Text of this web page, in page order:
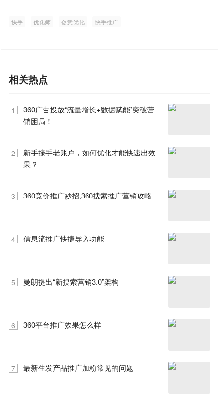
快手 优化师 创意优化 快手推广
相关热点
1
360广告投放“流量增长+数据赋能”突破营
销困局！
2
新手接手老账户，如何优化才能快速出效
果？
3 360竞价推广妙招,360搜索推广营销攻略
4 信息流推广快捷导入功能
5 曼朗提出“新搜索营销3.0”架构
6 360平台推广效果怎么样
7 最新生发产品推广加粉常见的问题